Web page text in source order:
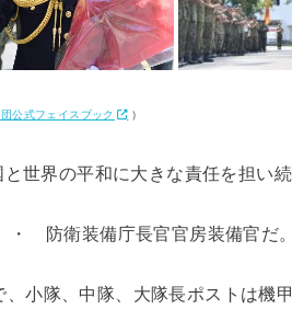
公式フェイスブック ）
世界の平和に大きな責任を担い
・ 防衛装備庁長官官房装備官だ。
小隊、中隊、大隊長ポストは機